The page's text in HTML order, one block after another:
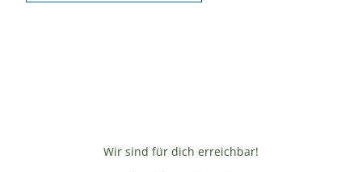
Wir sind für dich erreichbar!